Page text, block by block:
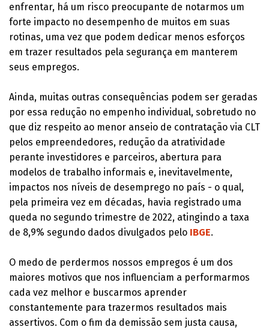
enfrentar, há um risco preocupante de notarmos um
forte impacto no desempenho de muitos em suas
rotinas, uma vez que podem dedicar menos esforços
em trazer resultados pela segurança em manterem
seus empregos.
Ainda, muitas outras consequências podem ser geradas
por essa redução no empenho individual, sobretudo no
que diz respeito ao menor anseio de contratação via CLT
pelos empreendedores, redução da atratividade
perante investidores e parceiros, abertura para
modelos de trabalho informais e, inevitavelmente,
impactos nos níveis de desemprego no país - o qual,
pela primeira vez em décadas, havia registrado uma
queda no segundo trimestre de 2022, atingindo a taxa
de 8,9% segundo dados divulgados pelo IBGE.
O medo de perdermos nossos empregos é um dos
maiores motivos que nos influenciam a performarmos
cada vez melhor e buscarmos aprender
constantemente para trazermos resultados mais
assertivos. Com o fim da demissão sem justa causa,